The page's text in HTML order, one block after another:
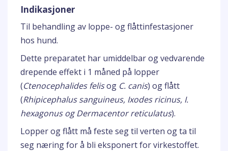
Indikasjoner
Til behandling av loppe- og flåttinfestasjoner
hos hund.
Dette preparatet har umiddelbar og vedvarende
drepende effekt i 1 måned på lopper
(Ctenocephalides felisog C. canis) og flått
(Rhipicephalus sanguineus, Ixodes ricinus, I.
hexagonus og Dermacentor reticulatus).
Lopper og flått må feste seg til verten og ta til
seg næring for å bli eksponert for virkestoffet.